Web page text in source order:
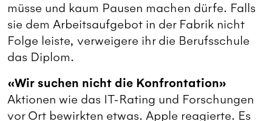
müsse und kaum Pausen machen dürfe. Falls
sie dem Arbeitsaufgebot in der Fabrik nicht
Folge leiste, verweigere ihr die Berufsschule
das Diplom.
«Wir suchen nicht die Konfrontation»
Aktionen wie das IT-Rating und Forschungen
vor Ort bewirkten etwas. Apple reagierte. Es